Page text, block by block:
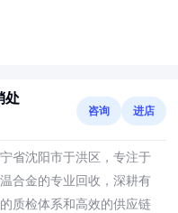
处
咨询 进店
省沈阳市于洪区，专注于
合金的专业回收，深耕有
质检体系和高效的供应链